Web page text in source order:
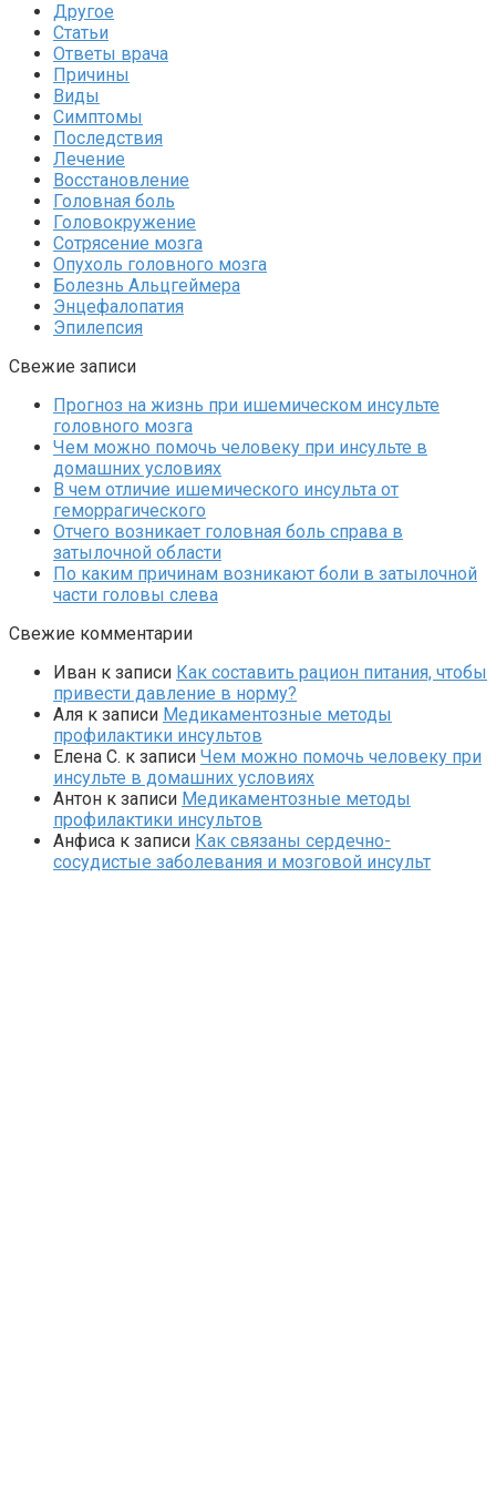
Другое
Статьи
Ответы врача
Причины
Виды
Симптомы
Последствия
Лечение
Восстановление
Головная боль
Головокружение
Сотрясение мозга
Опухоль головного мозга
Болезнь Альцгеймера
Энцефалопатия
Эпилепсия
Свежие записи
Прогноз на жизнь при ишемическом инсульте
головного мозга
Чем можно помочь человеку при инсульте в
домашних условиях
В чем отличие ишемического инсульта от
геморрагического
Отчего возникает головная боль справа в
затылочной области
По каким причинам возникают боли в затылочной
части головы слева
Свежие комментарии
Иван к записи Как составить рацион питания, чтобы
привести давление в норму?
Аля к записи Медикаментозные методы
профилактики инсультов
Елена С. к записи Чем можно помочь человеку при
инсульте в домашних условиях
Антон к записи Медикаментозные методы
профилактики инсультов
Анфиса к записи Как связаны сердечно-
сосудистые заболевания и мозговой инсульт